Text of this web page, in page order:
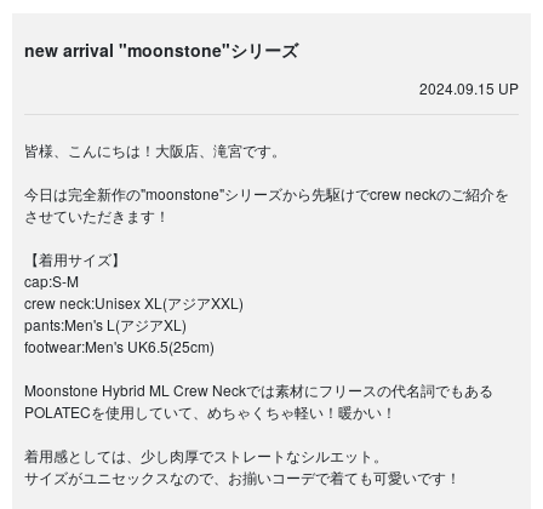
new arrival "moonstone"シリーズ
2024.09.15 UP
皆様、こんにちは！大阪店、滝宮です。
今日は完全新作の"moonstone"シリーズから先駆けでcrew neckのご紹介を
させていただきます！
【着用サイズ】
cap:S-M
crew neck:Unisex XL(アジアXXL)
pants:Men's L(アジアXL)
footwear:Men's UK6.5(25cm)
Moonstone Hybrid ML Crew Neckでは素材にフリースの代名詞でもある
POLATECを使用していて、めちゃくちゃ軽い！暖かい！
着用感としては、少し肉厚でストレートなシルエット。
サイズがユニセックスなので、お揃いコーデで着ても可愛いです！